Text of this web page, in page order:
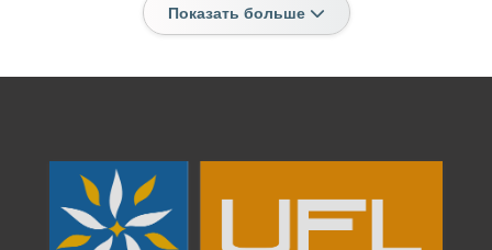
Показать больше